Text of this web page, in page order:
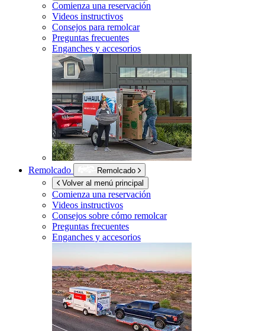
Comienza una reservación
Videos instructivos
Consejos para remolcar
Preguntas frecuentes
Enganches y accesorios
Remolcado
Remolcado
Volver al menú principal
Comienza una reservación
Videos instructivos
Consejos sobre cómo remolcar
Preguntas frecuentes
Enganches y accesorios